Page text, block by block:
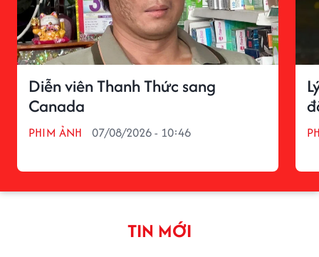
Diễn viên Thanh Thức sang
Canada
PHIM ẢNH 07/08/2026 - 10:46
TIN MỚI